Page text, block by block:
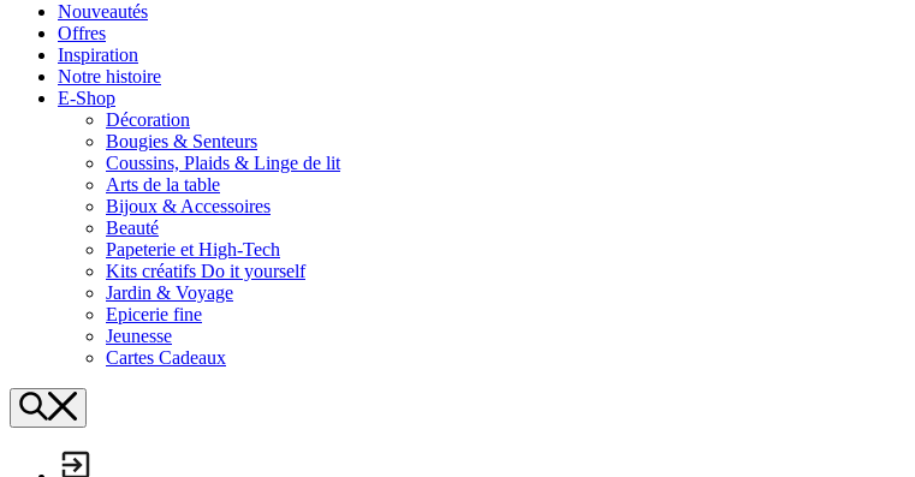
Nouveautés
Offres
Inspiration
Notre histoire
E-Shop
Décoration
Bougies & Senteurs
Coussins, Plaids & Linge de lit
Arts de la table
Bijoux & Accessoires
Beauté
Papeterie et High-Tech
Kits créatifs Do it yourself
Jardin & Voyage
Epicerie fine
Jeunesse
Cartes Cadeaux
Search